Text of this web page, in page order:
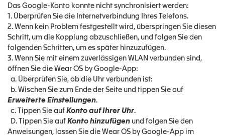
Das Google-Konto konnte nicht synchronisiert werden:
1. Überprüfen Sie die Internetverbindung Ihres Telefons.
2. Wenn kein Problem festgestellt wird, überspringen Sie diesen
Schritt, um die Kopplung abzuschließen, und folgen Sie den
folgenden Schritten, um es später hinzuzufügen.
3. Wenn Sie mit einem zuverlässigen WLAN verbunden sind,
öffnen Sie die Wear OS by Google-App:
a. Überprüfen Sie, ob die Uhr verbunden ist:
b. Wischen Sie zum Ende der Seite und tippen Sie auf
Erweiterte Einstellungen.
c. Tippen Sie auf Konto auf Ihrer Uhr.
D. Tippen Sie auf Konto hinzufügen und folgen Sie den
Anweisungen, lassen Sie die Wear OS by Google-App im